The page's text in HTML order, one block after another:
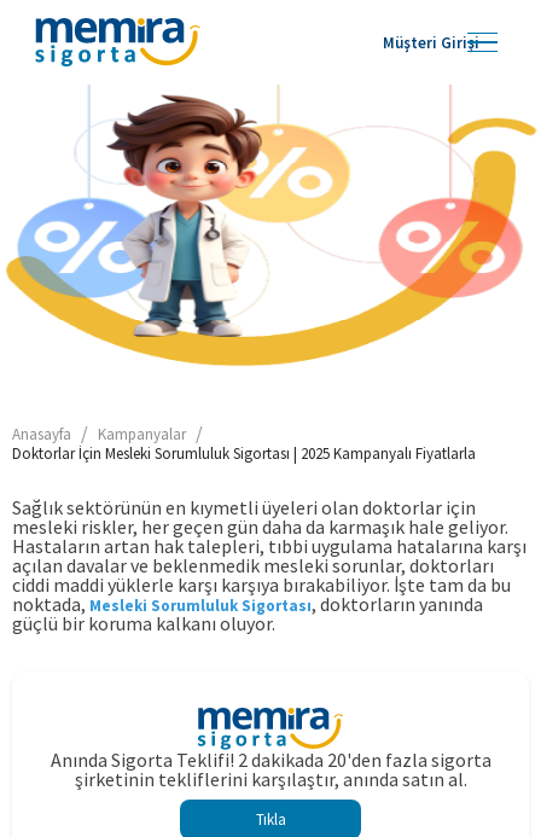
Müşteri Girişi
Anasayfa / Kampanyalar /
Doktorlar İçin Mesleki Sorumluluk Sigortası | 2025 Kampanyalı Fiyatlarla
Sağlık sektörünün en kıymetli üyeleri olan doktorlar için
mesleki riskler, her geçen gün daha da karmaşık hale geliyor.
Hastaların artan hak talepleri, tıbbi uygulama hatalarına karşı
açılan davalar ve beklenmedik mesleki sorunlar, doktorları
ciddi maddi yüklerle karşı karşıya bırakabiliyor. İşte tam da bu
noktada, Mesleki Sorumluluk Sigortası, doktorların yanında
güçlü bir koruma kalkanı oluyor.
Anında Sigorta Teklifi! 2 dakikada 20'den fazla sigorta
şirketinin tekliflerini karşılaştır, anında satın al.
Tıkla